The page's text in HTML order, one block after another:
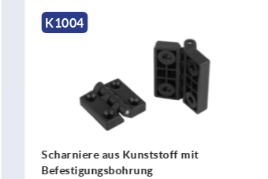
K1304
Scharnier aus Edelstahl